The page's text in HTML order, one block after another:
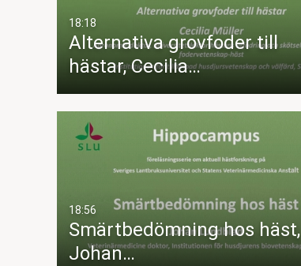
18:18
Alternativa grovfoder till
hästar, Cecilia…
18:56
Smärtbedömning hos häst,
Johan…